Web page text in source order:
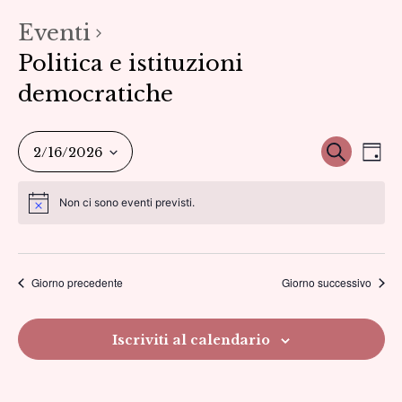
Eventi
Politica e istituzioni
democratiche
viste
Cerca
2/16/2026
Non ci sono eventi previsti.
Giorno precedente Giorno successivo
Iscriviti al calendario